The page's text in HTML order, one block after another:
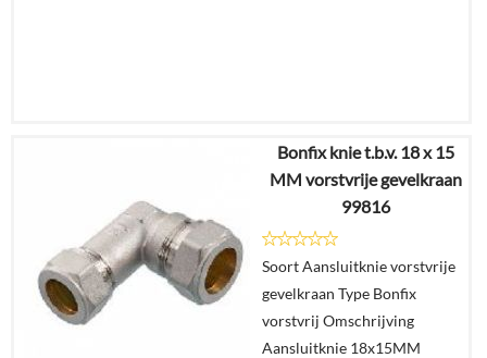
€42,34
€31,56
In
winkelmand
Bonfix knie t.b.v. 18 x 15
MM vorstvrije gevelkraan
99816
Soort Aansluitknie vorstvrije
gevelkraan Type Bonfix
vorstvrij Omschrijving
Aansluitknie 18x15MM